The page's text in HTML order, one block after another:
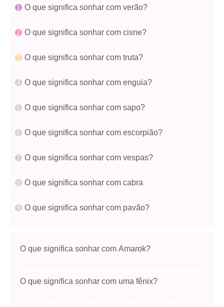
O que significa sonhar com verão?
O que significa sonhar com cisne?
O que significa sonhar com truta?
O que significa sonhar com enguia?
O que significa sonhar com sapo?
O que significa sonhar com escorpião?
O que significa sonhar com vespas?
O que significa sonhar com cabra
O que significa sonhar com pavão?
O que significa sonhar com Amarok?
O que significa sonhar com uma fênix?